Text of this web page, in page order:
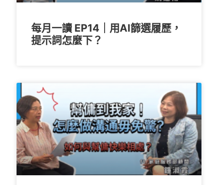
每月一讀 EP14｜用AI篩選履歷，
提示詞怎麼下？